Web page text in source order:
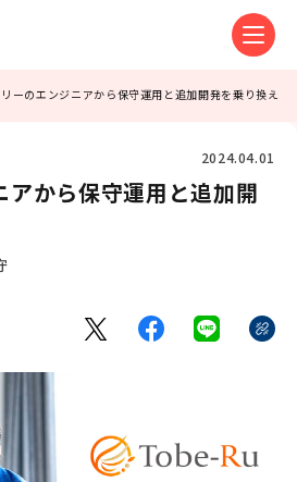
リーのエンジニアから保守運用と追加開発を乗り換え
2024.04.01
アから保守運用と追加開